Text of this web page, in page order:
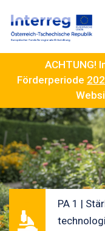
ACHTUNG!
Förderperiode
PA 1 |